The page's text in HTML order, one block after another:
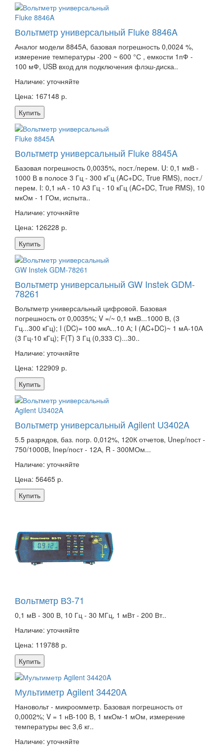
Вольтметр универсальный Fluke 8846A
Аналог модели 8845А, базовая погрешность 0,0024 %,
измерение температуры -200 ~ 600 °С , емкости 1пФ -
100 мФ, USB вход для подключения флэш-диска..
Наличие: уточняйте
Цена: 167148 р.
Купить
Вольтметр универсальный Fluke 8845A
Базовая погрешность 0,0035%, пост./перем. U: 0,1 мкВ -
1000 В в полосе 3 Гц - 300 кГц (AC+DC, True RMS), пост./
перем. I: 0,1 нА - 10 А3 Гц - 10 кГц (AC+DC, True RMS), 10
мкОм - 1 ГОм, испыта..
Наличие: уточняйте
Цена: 126228 р.
Купить
Вольтметр универсальный GW Instek GDM-
78261
Вольтметр универсальный цифровой. Базовая
погрешность от 0,0035%; V =/~ 0,1 мкВ...1000 В, (3
Гц...300 кГц); I (DC)= 100 мкА...10 А; I (AC+DC)~ 1 мА-10А
(3 Гц-10 кГц); F(T) 3 Гц (0,333 С)...30..
Наличие: уточняйте
Цена: 122909 р.
Купить
Вольтметр универсальный Agilent U3402A
5.5 разрядов, баз. погр. 0,012%, 120К отчетов, Uпер/пост -
750/1000В, Iпер/пост - 12А, R - 300МОм...
Наличие: уточняйте
Цена: 56465 р.
Купить
Вольтметр В3-71
0,1 мВ - 300 В, 10 Гц - 30 МГц, 1 мВт - 200 Вт..
Наличие: уточняйте
Цена: 119788 р.
Купить
Мультиметр Agilent 34420A
Нановольт - микроомметр. Базовая погрешность от
0,0002%; V = 1 нВ-100 В, 1 мкОм-1 мОм, измерение
температуры вес 3,6 кг..
Наличие: уточняйте